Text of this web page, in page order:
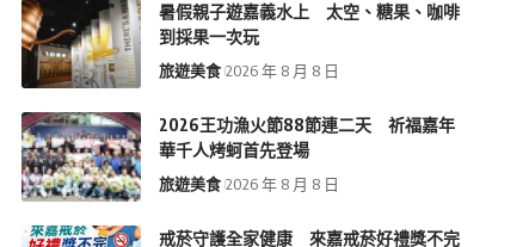
暑假親子遊嘉義水上 太空、糖果、咖啡
到採果一次玩
旅遊美食 2026 年 8 月 8 日
2026王功漁火節88節連二天 祈福嘉年
華千人烤蚵首先登場
旅遊美食 2026 年 8 月 8 日
戒菸守護全家健康 來嘉戒菸好禮獎不完